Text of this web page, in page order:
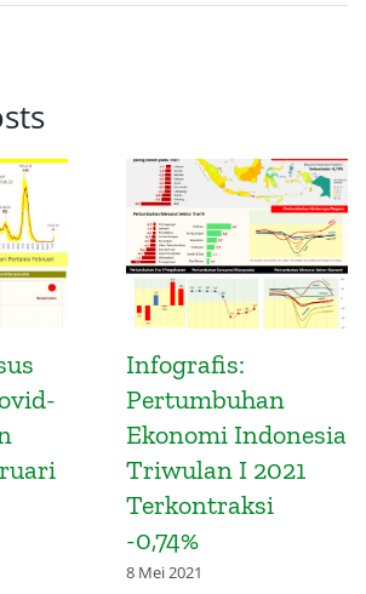
Infografis:
Pertumbuhan
Ekonomi
Kalimantan
Selatan Triwulan
IV 2020
Terkontraksi